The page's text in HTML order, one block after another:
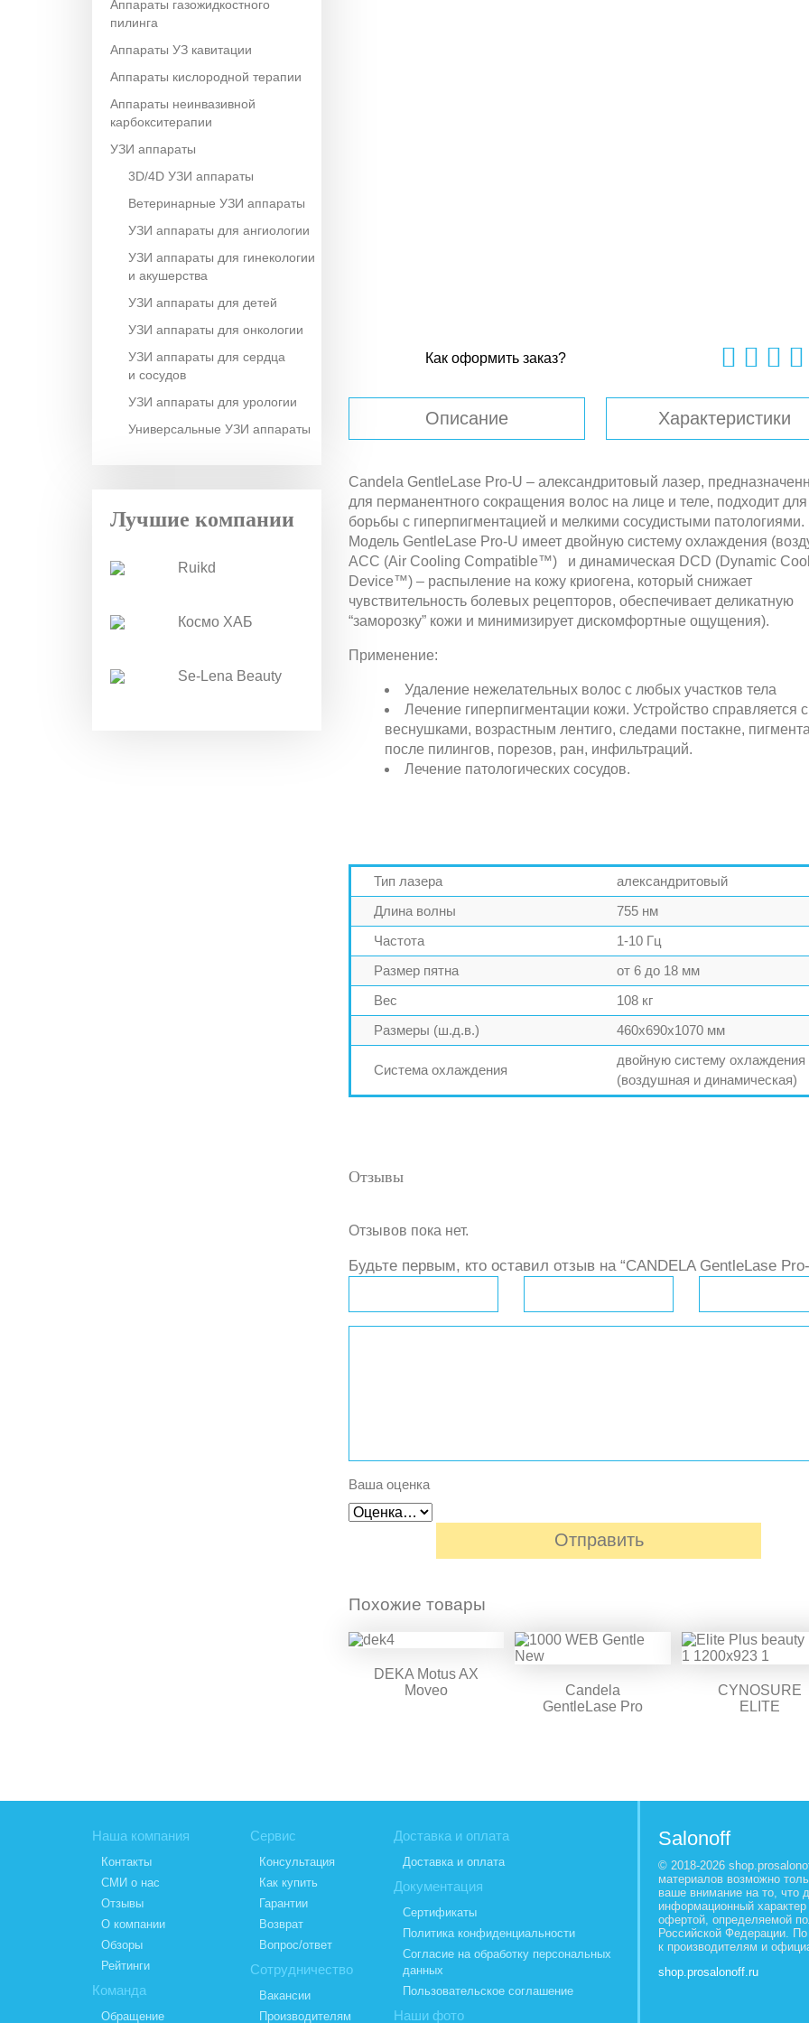
Аппараты газожидкостного
пилинга
Аппараты УЗ кавитации
Аппараты кислородной терапии
Аппараты неинвазивной
карбокситерапии
УЗИ аппараты
3D/4D УЗИ аппараты
Ветеринарные УЗИ аппараты
УЗИ аппараты для ангиологии
УЗИ аппараты для гинекологии
и акушерства
УЗИ аппараты для детей
УЗИ аппараты для онкологии
УЗИ аппараты для сердца
и сосудов
УЗИ аппараты для урологии
Универсальные УЗИ аппараты
Лучшие компании
Ruikd
Космо ХАБ
Se-Lena Beauty
Как оформить заказ?
of
5
Описание Характеристики
Candela GentleLase Pro-U – александритовый лазер,
для перманентного сокращения волос на лице и теле, подходит для
борьбы с гиперпигментацией и мелкими сосудистыми патологиями.
Модель GentleLase Pro-U имеет двойную систему охлаждения
ACC (Air Cooling Compatible™) и динамическая DCD (Dynamic
Device™) – распыление на кожу криогена, который снижает
чувствительность болевых рецепторов, обеспечивает деликатную
“заморозку” кожи и минимизирует дискомфортные ощущения).
Применение:
Удаление нежелательных волос с любых участков тела
Лечение гиперпигментации кожи. Устройство справляется с
веснушками, возрастным лентиго, следами постакне,
после пилингов, порезов, ран, инфильтраций.
Лечение патологических сосудов.
Тип лазера
александритовый
Длина волны
755 нм
Частота
1-10 Гц
Размер пятна
от 6 до 18 мм
Вес
108 кг
Размеры (ш.д.в.)
460х690х1070 мм
Система охлаждения
двойную систему охлаждения
(воздушная и динамическая)
Отзывов пока нет.
Будьте первым, кто оставил отзыв на “CANDELA GentleLase
Ваша оценка
Похожие товары
DEKA Motus AX
Moveo
Candela
GentleLase Pro
CYNOSURE
ELITE
Наша компания
Контакты
СМИ о нас
Отзывы
О компании
Обзоры
Рейтинги
Команда
Обращение
Сервис
Консультация
Как купить
Гарантии
Возврат
Вопрос/ответ
Сотрудничество
Вакансии
Производителям
Доставка и оплата
Доставка и оплата
Документация
Сертификаты
Политика конфиденциальности
Согласие на обработку персональных
данных
Пользовательское соглашение
Наши фото
Salonoff
© 2018-2026
материалов возможно
ваше внимание на то, что
информационный
офертой, определяемой
Российской Федерации.
к производителям и
shop.prosalonoff.ru